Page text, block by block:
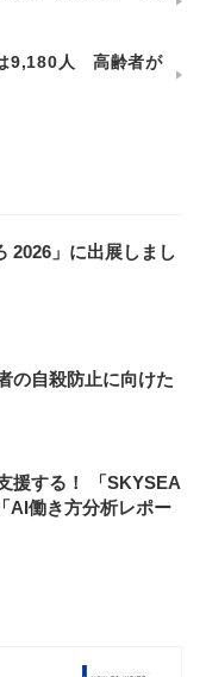
9,180人 高齢者が
2026」に出展しまし
の自殺防止に向けた
援する！ 「SKYSEA
AI働き方分析レポー